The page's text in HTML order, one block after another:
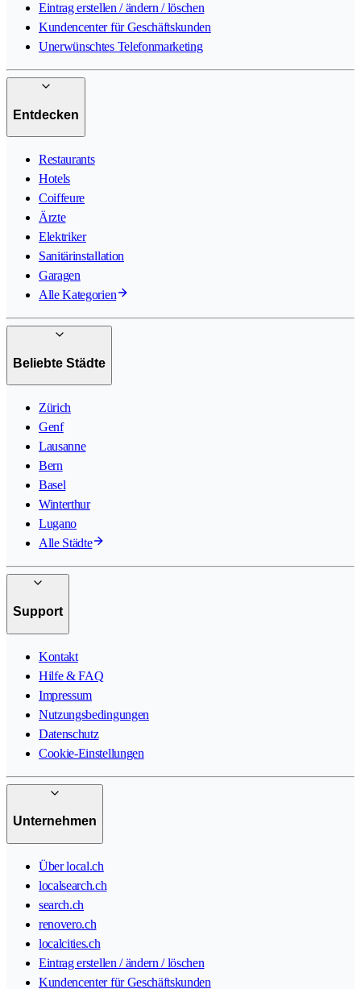
Eintrag erstellen / ändern / löschen
Kundencenter für Geschäftskunden
Unerwünschtes Telefonmarketing
Entdecken
Restaurants
Hotels
Coiffeure
Ärzte
Elektriker
Sanitärinstallation
Garagen
Alle Kategorien
Beliebte Städte
Zürich
Genf
Lausanne
Bern
Basel
Winterthur
Lugano
Alle Städte
Support
Kontakt
Hilfe & FAQ
Impressum
Nutzungsbedingungen
Datenschutz
Cookie-Einstellungen
Unternehmen
Über local.ch
localsearch.ch
search.ch
renovero.ch
localcities.ch
Eintrag erstellen / ändern / löschen
Kundencenter für Geschäftskunden